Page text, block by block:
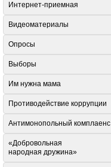
Интернет-приемная
Видеоматериалы
Опросы
Выборы
Им нужна мама
Противодействие коррупции
Антимонопольный комплаенс
«Добровольная
народная дружина»